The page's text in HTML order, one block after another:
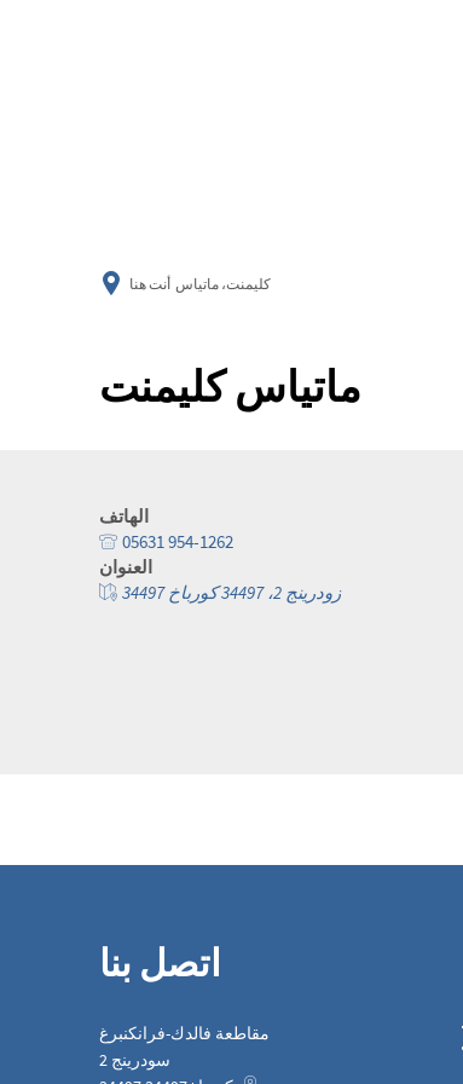
أنت هنا كليمنت، ماتياس
ماتياس كليمنت
الهاتف
05631 954-1262
العنوان
زودرينج 2، 34497 كورباخ 34497
اتصل بنا
مقاطعة فالدك-فرانكنبرغ
سودرينج 2